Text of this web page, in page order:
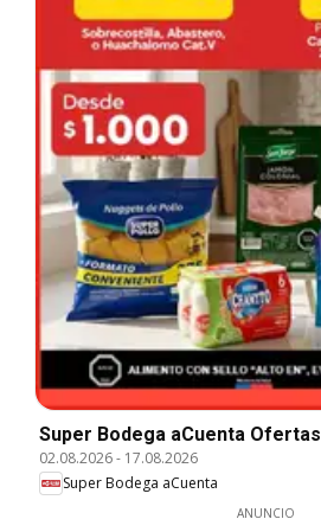
Super Bodega aCuenta Ofertas
02.08.2026- 17.08.2026
Super Bodega aCuenta
ANUNCIO